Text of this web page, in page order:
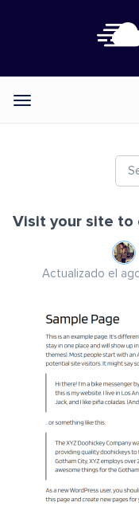
Categories
Visit your site to
Actualizado el